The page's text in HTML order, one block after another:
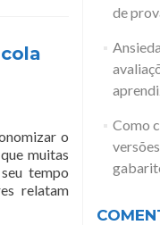
o
muitas
tempo
relatam
de
Como